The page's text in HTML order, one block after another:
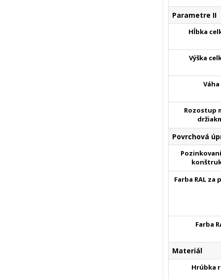
Parametre II
Hĺbka
Výška
Váha
Rozostup
Povrchová
Farba RAL
Farba
Materiál
Hrúbka